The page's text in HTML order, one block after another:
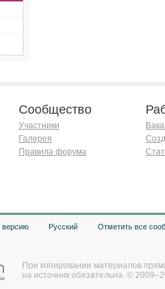
Сообщество
Участники
Галерея
Правила форума
версию Русский Отметить все
При копировании материалов
на источник обязательна. ©